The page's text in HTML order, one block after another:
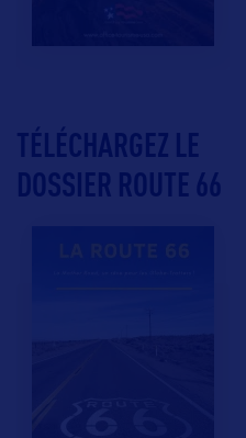
TÉLÉCHARGEZ LE
DOSSIER ROUTE 66